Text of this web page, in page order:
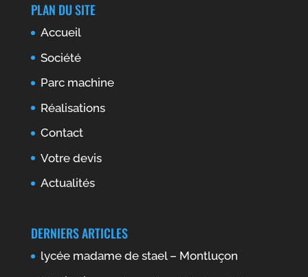
PLAN DU SITE
Accueil
Société
Parc machine
Réalisations
Contact
Votre devis
Actualités
DERNIERS ARTICLES
lycée madame de stael – Montluçon